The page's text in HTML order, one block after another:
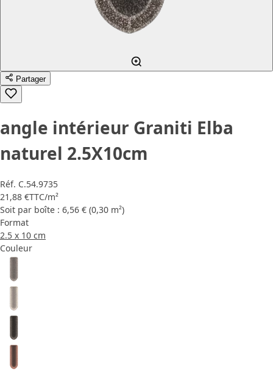
Partager
angle intérieur Graniti Elba
naturel 2.5X10cm
Réf. C.54.9735
21,88 €TTC/m²
Soit par boîte : 6,56 € (0,30 m²)
Format
2.5 x 10 cm
Couleur